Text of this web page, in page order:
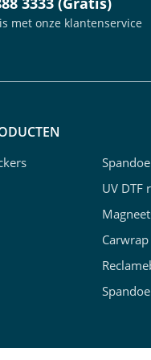
met onze klantenservice
UV DTF